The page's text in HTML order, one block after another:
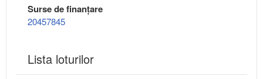
Surse de finanțare
20457845
Lista loturilor